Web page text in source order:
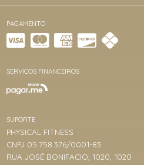
PAGAMENTO
SERVIÇOS FINANCEIROS
SUPORTE
PHYSICAL FITNESS
CNPJ 05.758.376/0001-83
RUA JOSÉ BONIFACIO, 1020, 1020